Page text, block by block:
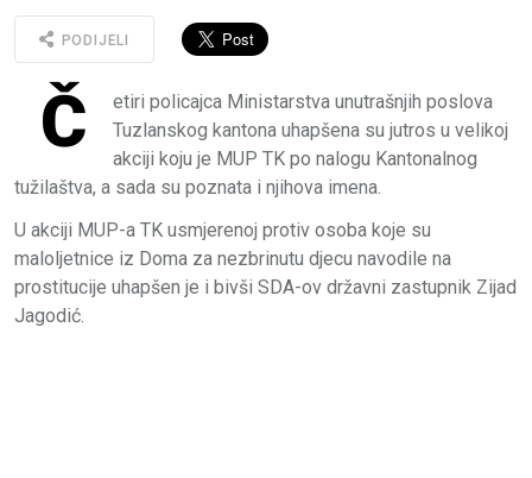
PODIJELI
Č
etiri policajca Ministarstva unutrašnjih poslova
Tuzlanskog kantona uhapšena su jutros u velikoj
akciji koju je MUP TK po nalogu Kantonalnog
tužilaštva, a sada su poznata i njihova imena.
U akciji MUP-a TK usmjerenoj protiv osoba koje su
maloljetnice iz Doma za nezbrinutu djecu navodile na
prostitucije uhapšen je i bivši SDA-ov državni zastupnik Zijad
Jagodić.